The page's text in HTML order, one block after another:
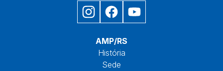
AMP/RS
História
Sede